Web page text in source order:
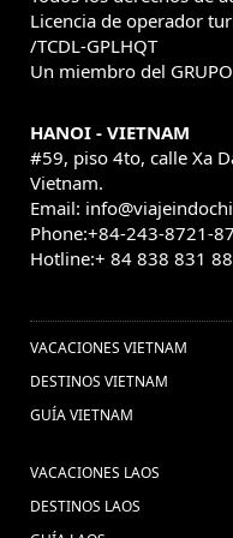
Mianmar (1) ,
para Vietna (1) ,
bangkok (2) ,
viajes a hanoi (5) ,
vietnam,viajes
Myanmar (1) ,
(1) ,Comida de
família na
Alimentos (1) ,
Vietnã (1) ,Vacación
Vietnam con
Licencia de operador
/TCDL-GPLHQT
Un miembro del
HANOI - VIETNAM
#59, piso 4to, calle Xa
Vietnam.
Email:
Phone:+84-243-8721-
Hotline:+ 84 838 831
VACACIONES VIETNAM
DESTINOS VIETNAM
GUÍA VIETNAM
VACACIONES LAOS
DESTINOS LAOS